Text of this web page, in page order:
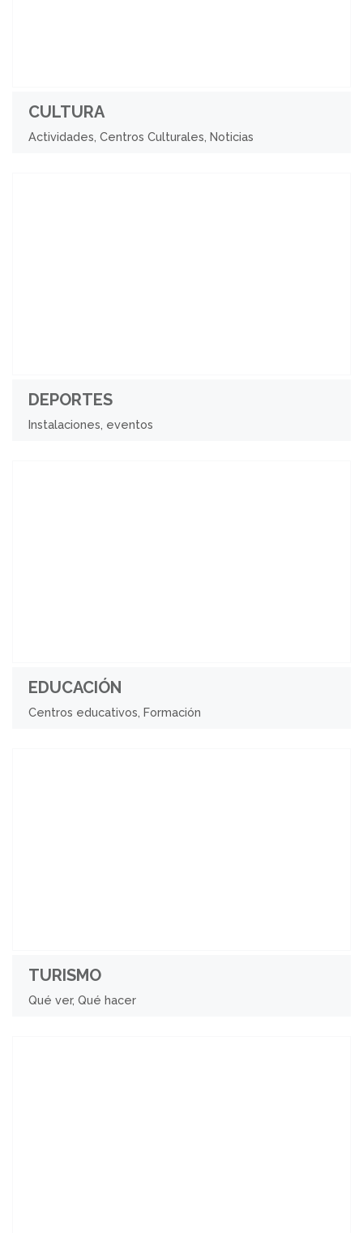
CULTURA
Actividades, Centros Culturales, Noticias
DEPORTES
Instalaciones, eventos
EDUCACIÓN
Centros educativos, Formación
TURISMO
Qué ver, Qué hacer